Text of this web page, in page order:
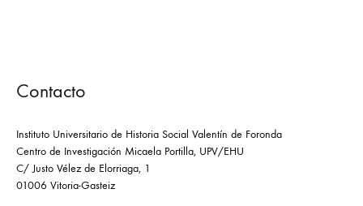
Contacto
Instituto Universitario de Historia Social Valentín de Foronda
Centro de Investigación Micaela Portilla, UPV/EHU
C/ Justo Vélez de Elorriaga, 1
01006 Vitoria-Gasteiz